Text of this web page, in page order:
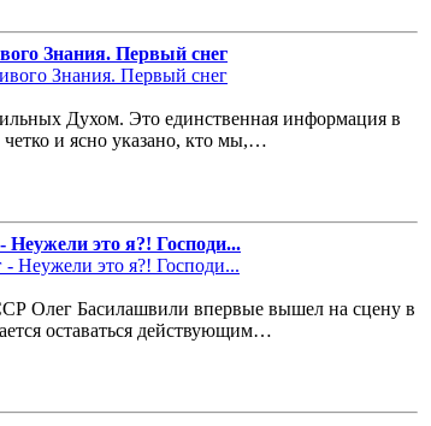
Знания. Первый снег
Духом. Это единственная информация в
и ясно указано, кто мы,…
это я?! Господи...
Олег Басилашвили впервые вышел на сцену в
оставаться действующим…